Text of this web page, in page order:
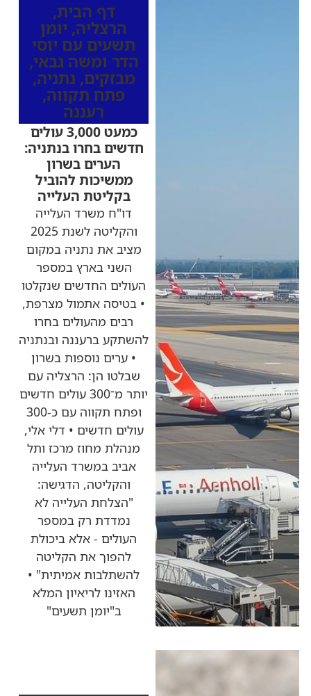
דף הבית,
הרצליה, יומן
תשעים עם יוסי
הדר ומשה גבאי,
מבזקים, נתניה,
פתח תקווה,
רעננה
כמעט 3,000 עולים
חדשים בחרו בנתניה:
הערים בשרון
ממשיכות להוביל
בקליטת העלייה
דו"ח משרד העלייה
והקליטה לשנת 2025
מציב את נתניה במקום
השני בארץ במספר
העולים החדשים שנקלטו
• בטיסה אתמול מצרפת,
רבים מהעולים בחרו
להשתקע ברעננה ובנתניה
• ערים נוספות בשרון
שבלטו הן: הרצליה עם
יותר מ־300 עולים חדשים
ופתח תקווה עם כ-300
עולים חדשים • דלי אלי,
מנהלת מחוז מרכז ותל
אביב במשרד העלייה
והקליטה, הדגישה:
"הצלחת העלייה לא
נמדדת רק במספר
העולים - אלא ביכולת
להפוך את הקליטה
להשתלבות אמיתית" •
האזינו לריאיון המלא
ב"יומן תשעים"